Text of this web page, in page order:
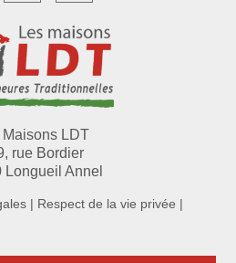
Maisons LDT
rue Bordier
Longueil Annel
| Respect de la vie privée |